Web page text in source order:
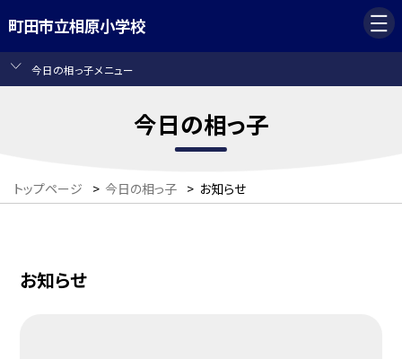
町田市立相原小学校
今日の相っ子メニュー
今日の相っ子
トップページ > 今日の相っ子 > お知らせ
お知らせ